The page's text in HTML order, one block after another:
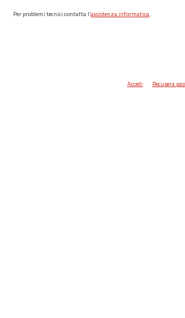
Per problemi tecnici contatta l’assistenza informatica.
Accedi Recupera